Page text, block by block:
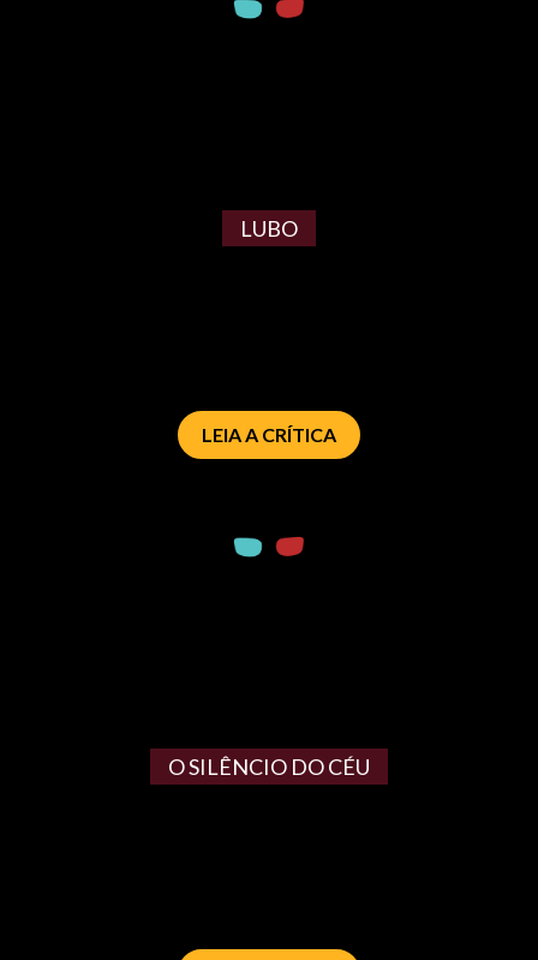
LUBO
LEIA A CRÍTICA
O SILÊNCIO DO CÉU